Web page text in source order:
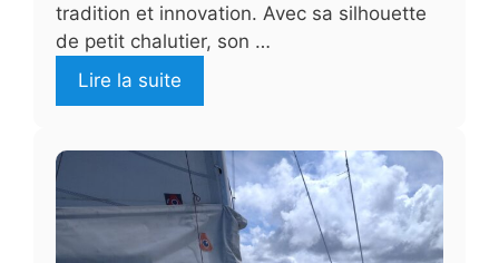
tradition et innovation. Avec sa silhouette
de petit chalutier, son …
Lire la suite